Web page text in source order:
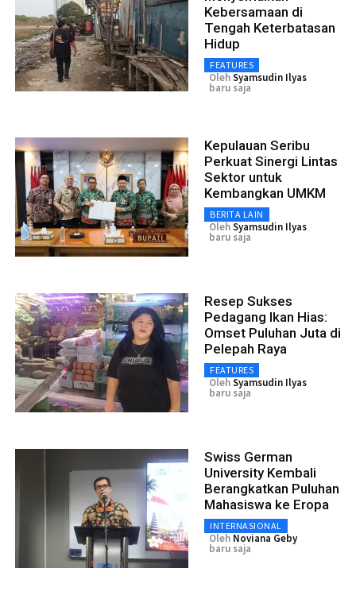
Kebersamaan di
Tengah Keterbatasan
Hidup
FEATURES
OlehSyamsudin Ilyas
baru saja
Kepulauan Seribu
Perkuat Sinergi Lintas
Sektor untuk
Kembangkan UMKM
BERITA LAIN
OlehSyamsudin Ilyas
baru saja
Resep Sukses
Pedagang Ikan Hias:
Omset Puluhan Juta di
Pelepah Raya
FEATURES
OlehSyamsudin Ilyas
baru saja
Swiss German
University Kembali
Berangkatkan Puluhan
Mahasiswa ke Eropa
INTERNASIONAL
Oleh Noviana Geby
baru saja